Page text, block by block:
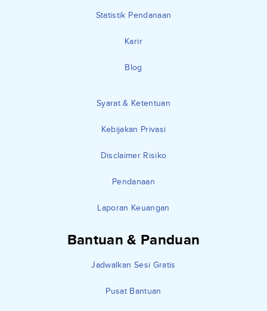
Statistik Pendanaan
Karir
Blog
Syarat & Ketentuan
Kebijakan Privasi
Disclaimer Risiko
Pendanaan
Laporan Keuangan
Bantuan & Panduan
Jadwalkan Sesi Gratis
Pusat Bantuan